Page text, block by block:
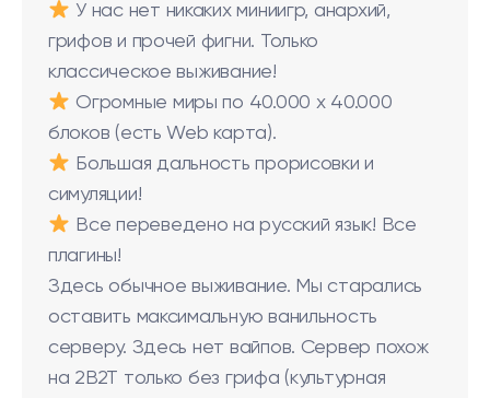
У нас нет никаких миниигр, анархий,
грифов и прочей фигни. Только
классическое выживание!
Огромные миры по 40.000 х 40.000
блоков (есть Web карта).
Большая дальность прорисовки и
симуляции!
Все переведено на русский язык! Все
плагины!
Здесь обычное выживание. Мы старались
оставить максимальную ванильность
серверу. Здесь нет вайпов. Сервер похож
на 2B2T только без грифа (культурная